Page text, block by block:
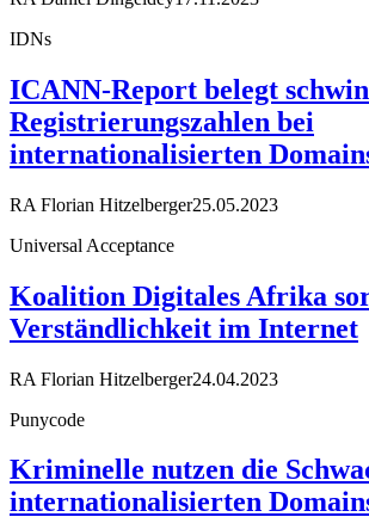
IDNs
ICANN-Report belegt
Registrierungszahlen bei
internationalisierten
RA Florian Hitzelberger25.05.2023
Universal Acceptance
Koalition Digitales Afrika
Verständlichkeit im Internet
RA Florian Hitzelberger24.04.2023
Punycode
Kriminelle nutzen die
internationalisierten